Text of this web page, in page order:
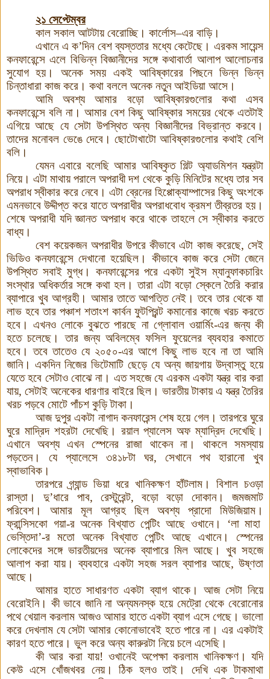
২১ সেপ্টেম্বর
কাল সকাল আটটায় বেরোচ্ছি। কার্লোস–এর বাড়ি।
এখানে এ ক’দিন বেশ ব্যস্ততার মধ্যে কেটেছে। এরকম সায়েন্স
কনফারেন্সে এলে বিভিন্ন বিজ্ঞানীদের সঙ্গে কথাবার্তা আলাপ আলোচনার
সুযোগ হয়। অনেক সময় একই আবিষ্কারের পিছনে ভিন্ন ভিন্ন
চিন্তাধারা কাজ করে । কথা বললে অনেক নতুন আইডিয়া আসে।
আমি অবশ্য আমার বড়ো আবিষ্কারগুলোর কথা এসব
কনফারেন্সে বলি না। আমার বেশ কিছু আবিষ্কার সময়ের থেকে এতটাই
এগিয়ে আছে যে সেটা উপস্থিত অন্য বিজ্ঞানীদের বিভ্রান্ত করবে।
তাদের মনোবল ভেঙে দেবে। ছোটোখাটো আবিষ্কারগুলোর কথাই বেশি
বলি।
যেমন এবারে বলেছি আমার আবিষ্কৃত গিল্ট অ্যাডমিশন যন্ত্রটা
নিয়ে। এটা মাথায় পরালে অপরাধী দশ থেকে কুড়ি মিনিটের মধ্যে তার সব
অপরাধ স্বীকার করে নেবে। এটা ব্রেনের হিপ্পোক্যাম্পাসের কিছু অংশকে
এমনভাবে উদ্দীপ্ত করে যাতে অপরাধীর অপরাধবোধ ক্রমশ তীব্রতর হয়।
শেষে অপরাধী যদি জ্ঞানত অপরাধ করে থাকে তাহলে সে স্বীকার করতে
বাধ্য।
বেশ কয়েকজন অপরাধীর উপরে কীভাবে এটা কাজ করেছে, সেই
ভিডিও কনফারেন্সে দেখানো হয়েছিল। কীভাবে কাজ করে সেটা জেনে
উপস্থিত সবাই মুগ্ধ। কনফারেন্সের পরে একটা সুইস ম্যানুফাকচারিং
সংস্থার অধিকর্তার সঙ্গে কথা হল। তারা এটা বড়ো স্কেলে তৈরি করার
ব্যাপারে খুব আগ্রহী। আমার তাতে আপত্তি নেই। তবে তার থেকে যা
লাভ হবে তার পঞ্চাশ শতাংশ কার্বন ফুটপ্রিন্ট কমানোর কাজে খরচ করতে
হবে। এখনও লোকে বুঝতে পারছে না গ্লোবাল ওয়ার্মিং-এর জন্য কী
হতে চলেছে। তার জন্য অবিলম্বে ফসিল ফুয়েলের ব্যবহার কমাতে
হবে। তবে তাতেও যে ২০৫০-এর আগে কিছু লাভ হবে না তা আমি
জানি। একদিন নিজের ভিটেমাটি ছেড়ে যে অন্য জায়গায় উদ্বাস্তু হয়ে
যেতে হবে সেটাও বোঝে না। এত সহজে যে এরকম একটা যন্ত্র বার করা
যায়, সেটাই অনেকের ধারণার বাইরে ছিল। ভারতীয় টাকায় এ যন্ত্র তৈরির
খরচ পড়বে মোটে পাঁচশ কুড়ি টাকা।
আজ দুপুর একটা নাগাদ কনফারেন্স শেষ হয়ে গেল।তারপরে ঘুরে
ঘুরে মাদ্রিদ শহরটা দেখেছি। রয়াল প্যালেস অফ ম্যাদ্রিদ দেখেছি।
এখানে অবশ্য এখন স্পেনের রাজা থাকেন না। থাকলে সমস্যায়
পড়তেন। যে প্যালেসে ৩৪১৮টা ঘর, সেখানে পথ হারানো খুব
স্বাভাবিক।
তারপরে গ্র্যান্ড ভিয়া ধরে খানিকক্ষণ হাঁটলাম। বিশাল চওড়া
রাস্তা। দু’ধারে পাব, রেস্টুরেন্ট, বড়ো বড়ো দোকান। জমজমাট
পরিবেশ । আমার মূল আগ্রহ ছিল অবশ্য প্রাদো মিউজিয়াম ।
ফ্রান্সিসকো গয়া-র অনেক বিখ্যাত পেন্টিং আছে ওখানে। ‘লা মাহা
ভেস্তিদা’-র মতো অনেক বিখ্যাত পেন্টিং আছে এখানে। স্পেনের
লোকেদের সঙ্গে ভারতীয়দের অনেক ব্যাপারে মিল আছে। খুব সহজে
আলাপ করা যায়। ব্যবহারে একটা সহজ সরল ব্যাপার আছে, উষ্ণতা
আছে।
আমার হাতে সাধারণত একটা ব্যাগ থাকে। আজ সেটা নিয়ে
বেরোইনি। কী ভাবে জানি না অন্যমনস্ক হয়ে মেট্রো থেকে বেরোনোর
পথে খেয়াল করলাম আজও আমার হাতে একটা ব্যাগ এসে গেছে। ভালো
করে দেখলাম যে সেটা আমার কোনোভাবেই হতে পারে না। এর একটাই
কারণ হতে পারে। ভুল করে অন্য কারুরটা নিয়ে চলে এসেছি।
কী আর করা যায়! ওখানেই অপেক্ষা করলাম খানিকক্ষণ। যদি
কেউ এসে খোঁজখবর নেয়। ঠিক হলও তাই । দেখি এক টাকমাথা